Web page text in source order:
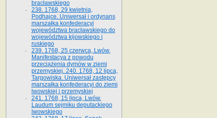
bracławskiego
238. 1768, 29 kwietnia,
Podhajce. Uniwersał i ordynans
marszałka konfederacyi
województwa bracławskiego do
wo­jewództwa kijowskiego i
ruskiego
239. 1768, 25 czerwca, Lwów.
Manifestacya z powodu
przeciążenia dymów w ziemi
przemyskiej. 240. 1768, 12 lipca,
Targowiska. Uniwersał zastępcy
marszałka konfederacyi do ziemi
lwowskiej i przemyskiej
241. 1768, 15 lipca, Lwów.
Laudum sejmiku deputackiego
lwowskiego